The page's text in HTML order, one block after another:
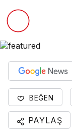
BEĞEN
PAYLAŞ